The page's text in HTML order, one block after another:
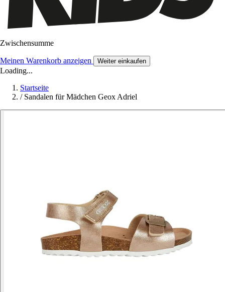
Zwischensumme
Meinen Warenkorb anzeigen Weiter einkaufen
Loading...
Startseite
/ Sandalen für Mädchen Geox Adriel